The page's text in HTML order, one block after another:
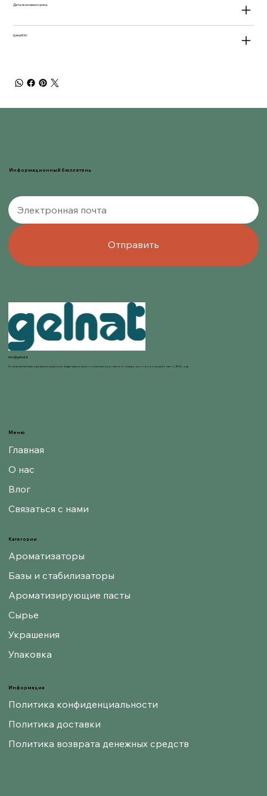
Дата окончания срока.
Цена €/кг
Информационный бюллетень
Отправить
info@gelnat.it
Компания Gelnat родилась из страсти ее владельцев к приготовлению мороженого, в мире, в котором они работают с 1950 года.
Информация
Политика конфиденциальности
Политика доставки
Политика возврата денежных средств
Категории
Ароматизаторы
Базы и стабилизаторы
Ароматизирующие пасты
Сырье
Украшения
Упаковка
Меню
Главная
О нас
Влог
Связаться с нами